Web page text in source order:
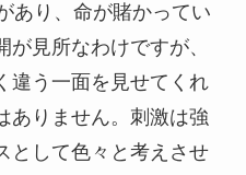
あり、命が賭かってい
見所なわけですが、
違う一面を見せてくれ
ありません。刺激は強
として色々と考えさせ